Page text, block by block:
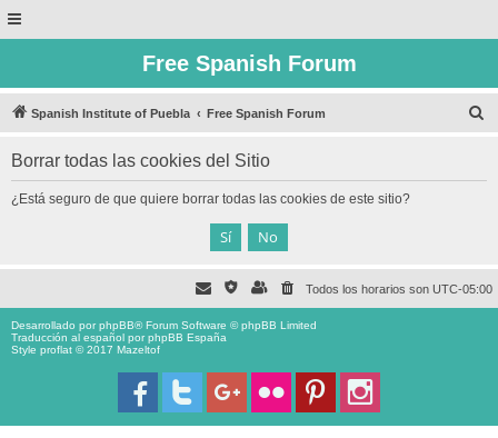
Free Spanish Forum
Spanish Institute of Puebla Free Spanish Forum
Borrar todas las cookies del Sitio
¿Está seguro de que quiere borrar todas las cookies de este sitio?
Todos los horarios son UTC-05:00
Desarrollado porphpBB® Forum Software © phpBB Limited
Traducción al español porphpBB España
Style proflat © 2017 Mazeltof